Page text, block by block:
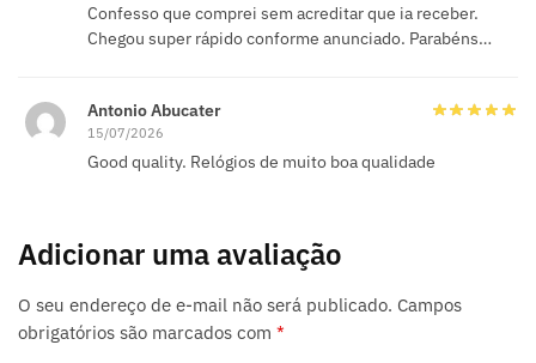
Confesso que comprei sem acreditar que ia receber.
Chegou super rápido conforme anunciado. Parabéns…
Antonio Abucater
15/07/2026
Good quality. Relógios de muito boa qualidade
Adicionar uma avaliação
O seu endereço de e-mail não será publicado. Campos
obrigatórios são marcados com *